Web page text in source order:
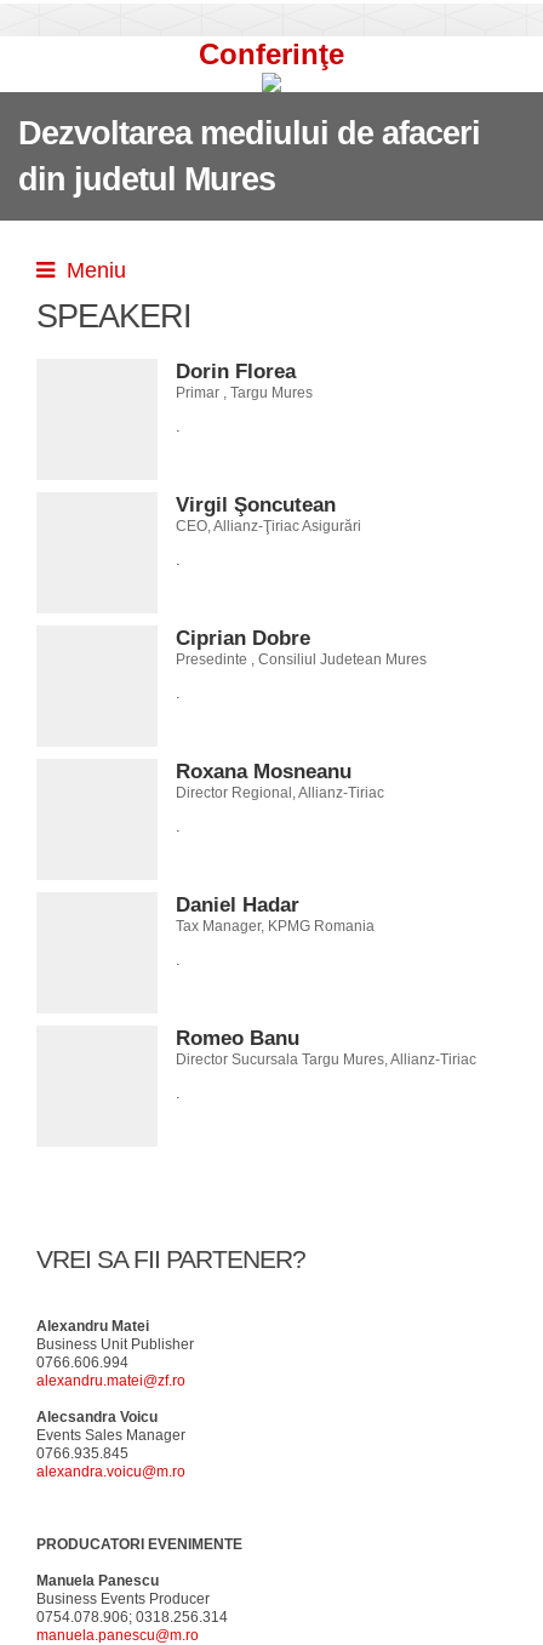
Conferinţe
Dezvoltarea mediului de afaceri
din judetul Mures
Meniu
SPEAKERI
Dorin Florea
Primar , Targu Mures
.
Virgil Şoncutean
CEO, Allianz-Ţiriac Asigurări
.
Ciprian Dobre
Presedinte , Consiliul Judetean Mures
.
Roxana Mosneanu
Director Regional, Allianz-Tiriac
.
Daniel Hadar
Tax Manager, KPMG Romania
.
Romeo Banu
Director Sucursala Targu Mures, Allianz-Tiriac
.
VREI SA FII PARTENER?
Alexandru Matei
Business Unit Publisher
0766.606.994
alexandru.matei@zf.ro
Alecsandra Voicu
Events Sales Manager
0766.935.845
alexandra.voicu@m.ro
PRODUCATORI EVENIMENTE
Manuela Panescu
Business Events Producer
0754.078.906; 0318.256.314
manuela.panescu@m.ro